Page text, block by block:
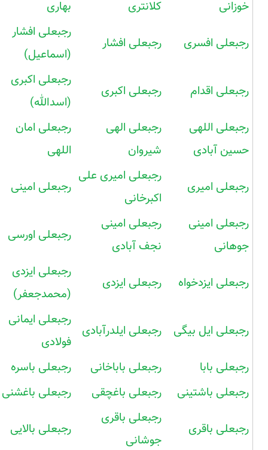
خوزانی کلانتری بهاری
رجبعلی افسری رجبعلی افشار
رجبعلی افشار
(اسماعیل)
رجبعلی اقدام رجبعلی اکبری
رجبعلی اکبری
(اسدالله)
رجبعلی اللهی
حسین آبادی
رجبعلی الهی
شیروان
رجبعلی امان
اللهی
رجبعلی امیری
رجبعلی امیری علی
اکبرخانی
رجبعلی امینی
رجبعلی امینی
جوهانی
رجبعلی امینی
نجف آبادی
رجبعلی اورسی
رجبعلی ایزدخواه رجبعلی ایزدی
رجبعلی ایزدی
(محمدجعفر)
رجبعلی ایل بیگی رجبعلی ایلدرآبادی
رجبعلی ایمانی
فولادی
رجبعلی بابا
رجبعلی باباخانی
رجبعلی باسره
رجبعلی باشتینی
رجبعلی باغچقی رجبعلی باغشنی
رجبعلی باقری
رجبعلی باقری
جوشانی
رجبعلی بالایی